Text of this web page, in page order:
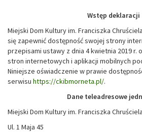
Wstęp deklaracji
Miejski Dom Kultury im. Franciszka
się zapewnić dostępność swojej strony
przepisami ustawy z dnia 4 kwietnia 2019 r.
stron internetowych i aplikacji mobilnych
Niniejsze oświadczenie w prawie
serwisu https://ckibmorneta.pl/.
Dane teleadresowe
Miejski Dom Kultury im. Franciszka
Ul. 1 Maja 45